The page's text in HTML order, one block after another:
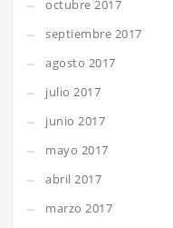
octubre 2017
septiembre 2017
agosto 2017
julio 2017
junio 2017
mayo 2017
abril 2017
marzo 2017